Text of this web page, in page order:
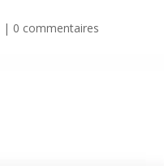
| 0 commentaires